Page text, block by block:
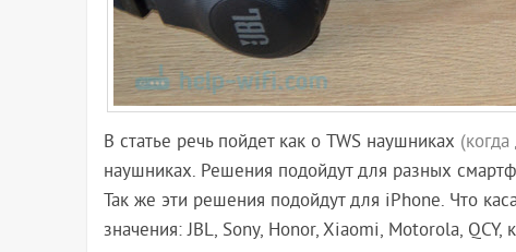
В статье речь пойдет как о TWS наушниках
наушниках. Решения подойдут для разных
Так же эти решения подойдут для iPhone. Что
значения: JBL, Sony, Honor, Xiaomi, Motorola, QCY,